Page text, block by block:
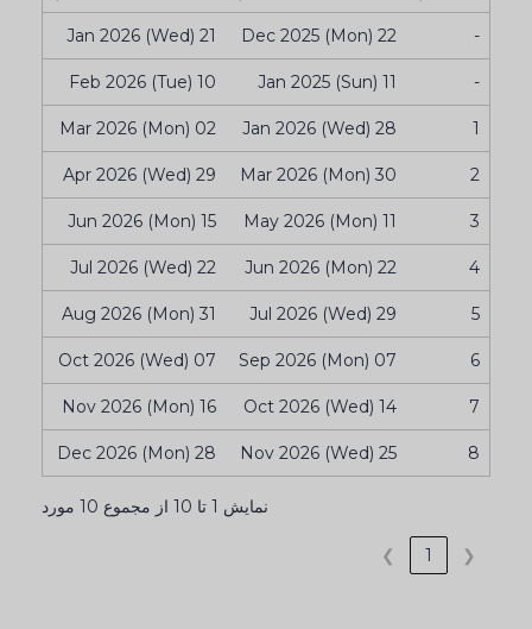
-
22 Dec 2025 (Mon)
21 Jan 2026 (Wed)
-
11 Jan 2025 (Sun)
10 Feb 2026 (Tue)
1
28 Jan 2026 (Wed)
02 Mar 2026 (Mon)
2
30 Mar 2026 (Mon)
29 Apr 2026 (Wed)
3
11 May 2026 (Mon)
15 Jun 2026 (Mon)
4
22 Jun 2026 (Mon)
22 Jul 2026 (Wed)
5
29 Jul 2026 (Wed)
31 Aug 2026 (Mon)
6
07 Sep 2026 (Mon)
07 Oct 2026 (Wed)
7
14 Oct 2026 (Wed)
16 Nov 2026 (Mon)
8
25 Nov 2026 (Wed)
28 Dec 2026 (Mon)
نمایش 1 تا 10 از مجموع 10 مورد
❮
1
❯